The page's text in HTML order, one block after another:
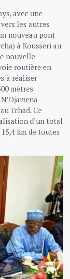
avec une
les autres
nouveau pont
à Kousseri au
nouvelle
routière en
à réaliser
mètres
Tchad. Ce
d’un total
km de toutes